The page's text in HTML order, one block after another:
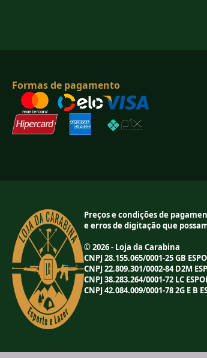
Formas de pagamento
Preços e condições de
e erros de digitação que
© 2026 - Loja da Carabina
CNPJ 28.155.065/0001-25 GB
CNPJ 22.809.301/0002-84 D2M
CNPJ 38.283.264/0001-72 LC
CNPJ 42.084.009/0001-78 2G E B